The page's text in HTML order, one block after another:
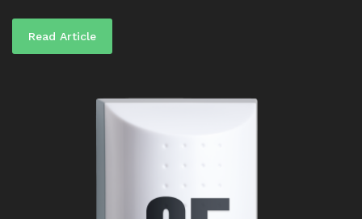
Read Article